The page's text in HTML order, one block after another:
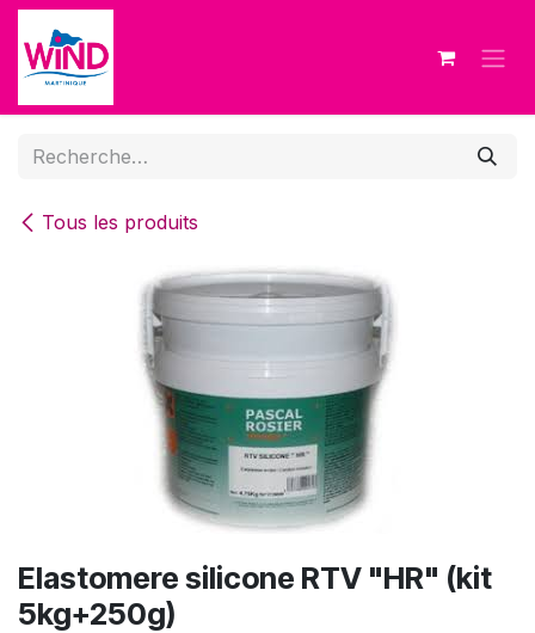
Se rendre au contenu
Tous les produits
Elastomere silicone RTV "HR" (kit
5kg+250g)